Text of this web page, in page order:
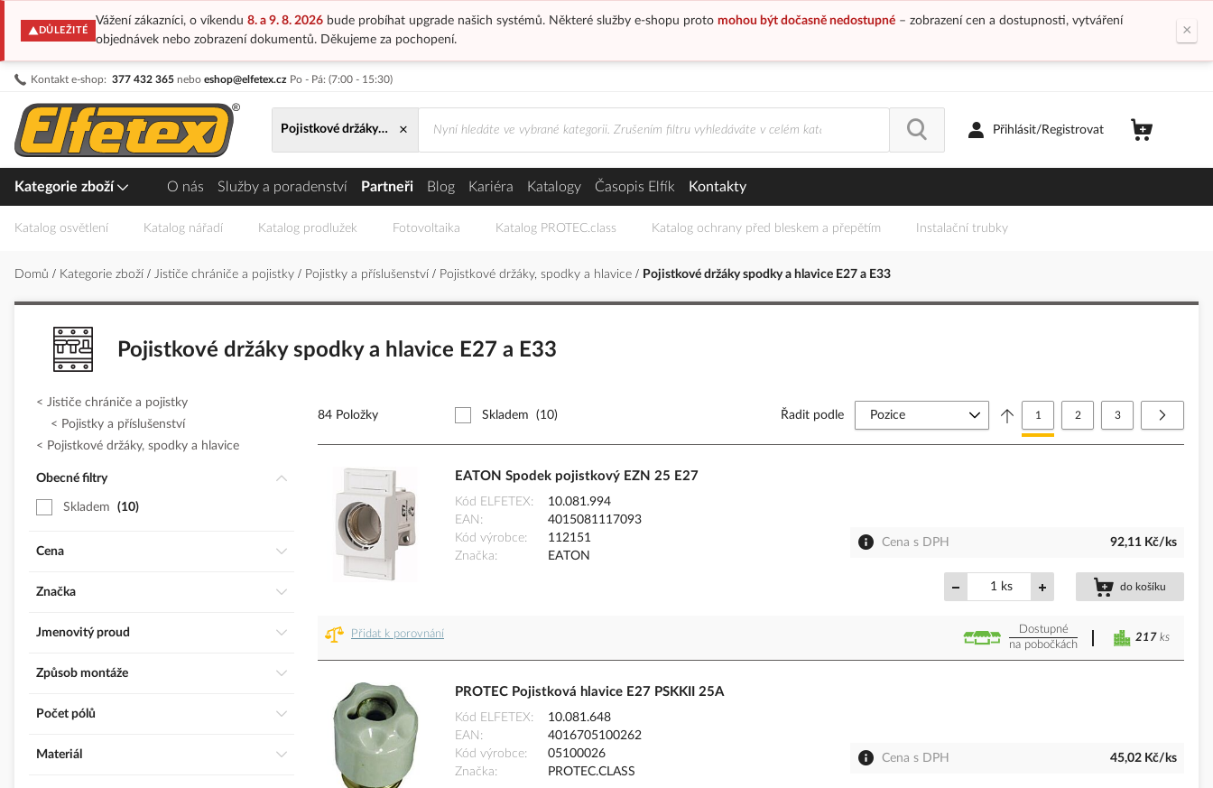
DŮLEŽITÉ
Vážení zákazníci, o víkendu 8. a 9. 8. 2026bude probíhat upgrade našich systémů. Některé služby e-shopu proto mohou být dočasně nedostupné– zobrazení cen a dostupnosti, vytváření
objednávek nebo zobrazení dokumentů. Děkujeme za pochopení.
×
Kontakt e-shop: 377 432 365 nebo eshop@elfetex.cz Po - Pá: (7:00 - 15:30)
Přejít
obsah
Pojistkové držáky spodky a hlavice E27 a E33
× Přihlásit/Registrovat
Kategorie zboží O nás Služby a poradenství Partneři Blog Kariéra Katalogy Časopis Elfík Kontakty
Katalog osvětlení Katalog nářadí Katalog prodlužek Fotovoltaika Katalog PROTEC.class Katalog ochrany před bleskem a přepětím Instalační trubky
Domů Kategorie zboží Jističe chrániče a pojistky Pojistky a příslušenství Pojistkové držáky, spodky a hlavice Pojistkové držáky spodky a hlavice E27 a E33
Pojistkové držáky spodky a hlavice E27 a E33
84 Položky Skladem (10) Stránka
Právě si prohlížíte stránku
1 Stránka
2 Stránka
3
Řadit podle
EATON Spodek pojistkový EZN 25 E27
Kód ELFETEX
10.081.994
EAN
4015081117093
Kód výrobce
112151
Značka
EATON
Cena s DPH 92,11 Kč/ks
ks do košíku
Přidat k porovnání
Dostupné
na pobočkách
217 ks
PROTEC Pojistková hlavice E27 PSKKII 25A
Kód ELFETEX
10.081.648
EAN
4016705100262
Kód výrobce
05100026
Značka
PROTEC.CLASS
Cena s DPH 45,02 Kč/ks
Jističe chrániče a pojistky
Pojistky a příslušenství
Pojistkové držáky, spodky a hlavice
Obecné filtry
Skladem 10
Cena
Značka
Jmenovitý proud
Způsob montáže
Počet pólů
Materiál